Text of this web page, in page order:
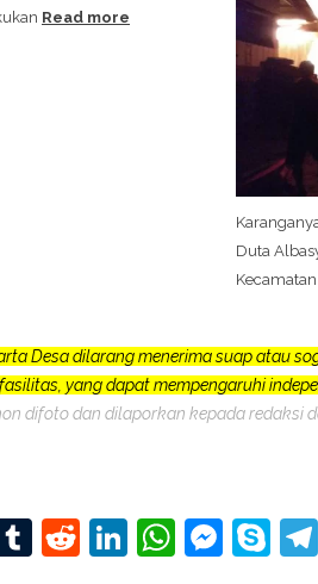
Read more
Duta
Desa dilarang menerima suap atau
yang dapat mempengaruhi
difoto dan dilaporkan kepada redaksi
Tumblr
Reddit
LinkedIn